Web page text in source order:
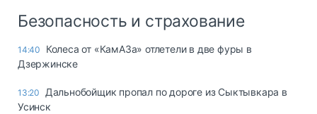
Безопасность и страхование
14:40
Колеса от «КамАЗа» отлетели в две фуры в
Дзержинске
13:20
Дальнобойщик пропал по дороге из Сыктывкара в
Усинск